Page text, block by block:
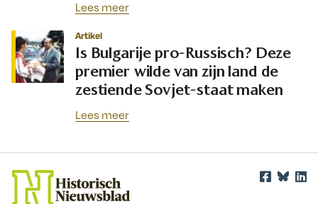
Lees meer
Artikel
Is Bulgarije pro-Russisch? Deze
premier wilde van zijn land de
zestiende Sovjet-staat maken
Lees meer